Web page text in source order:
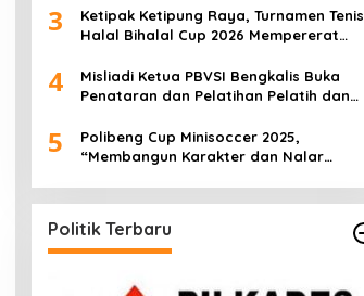
3
Ketipak Ketipung Raya, Turnamen Tenis
Halal Bihalal Cup 2026 Mempererat
4
Misliadi Ketua PBVSI Bengkalis Buka
Penataran dan Pelatihan Pelatih dan
5
Polibeng Cup Minisoccer 2025,
“Membangun Karakter dan Nalar
Politik Terbaru